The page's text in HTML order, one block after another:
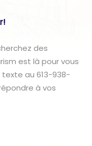
des
est là pour vous
au 613-938-
à vos